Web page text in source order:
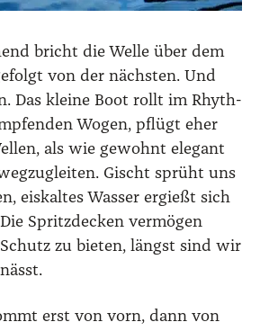
bricht die Wel­le über dem
von der nächs­ten. Und
Das klei­ne Boot rollt im Rhyth­
Wogen, pflügt eher
als wie gewohnt ele­gant
Gischt sprüht uns
eis­kal­tes Was­ser ergießt sich
Spritz­de­cken ver­mö­gen
zu bie­ten, längst sind wir
erst von vorn, dann von